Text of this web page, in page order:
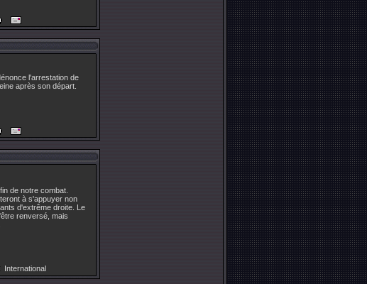
l'arrestation de
après son départ.
de notre combat.
à s'appuyer non
d'extrême droite. Le
renversé, mais
International